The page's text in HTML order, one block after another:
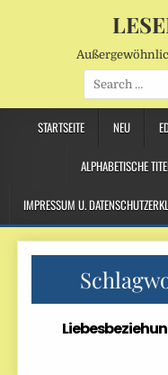
Search
for:
STARTSEITE NEU
ALPHABETISCHE
IMPRESSUM U.